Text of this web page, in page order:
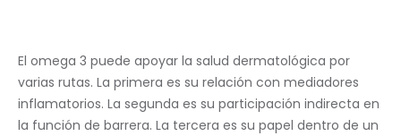
El omega 3 puede apoyar la salud dermatológica por
varias rutas. La primera es su relación con mediadores
inflamatorios. La segunda es su participación indirecta en
la función de barrera. La tercera es su papel dentro de un